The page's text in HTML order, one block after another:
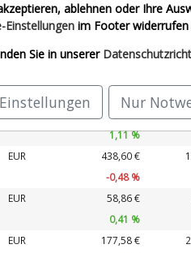
(Echtzeit Euro) SAP
214,80 €
1,11 %
EUR 438,60 €
-0,48 %
EUR 58,86 €
0,41 %
EUR 177,58 €
ablehnen oder Ihre
Einstellungen im Footer
Sie in unserer
Einstellungen Nur